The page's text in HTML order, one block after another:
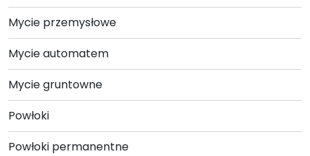
Mycie przemysłowe
Mycie automatem
Mycie gruntowne
Powłoki
Powłoki permanentne